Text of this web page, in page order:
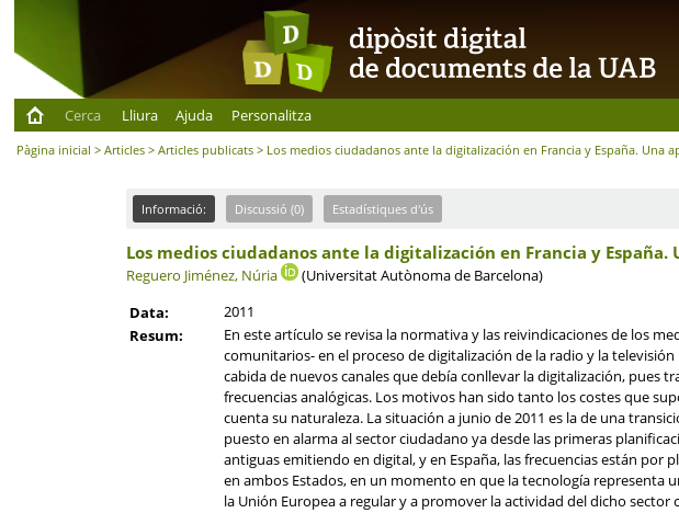
Cerca
Lliura Ajuda Personalitza
Pàgina inicial >Articles >Articles publicats > Los medios ciudadanos ante la digitalización en Francia y España. Una
Informació: Discussió (0) Estadístiques d'ús
Los medios ciudadanos ante la digitalización en Francia y
Reguero Jiménez, Núria
(Universitat Autònoma de Barcelona)
Data:
2011
Resum:
En este artículo se revisa la normativa y las reivindicaciones de los
comunitarios- en el proceso de digitalización de la radio y la
cabida de nuevos canales que debía conllevar la digitalización, pues
frecuencias analógicas. Los motivos han sido tanto los costes que
cuenta su naturaleza. La situación a junio de 2011 es la de una
puesto en alarma al sector ciudadano ya desde las primeras
antiguas emitiendo en digital, y en España, las frecuencias están
en ambos Estados, en un momento en que la tecnología representa
la Unión Europea a regular y a promover la actividad del dicho